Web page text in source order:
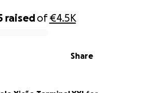
raisedof€4.5K
Share